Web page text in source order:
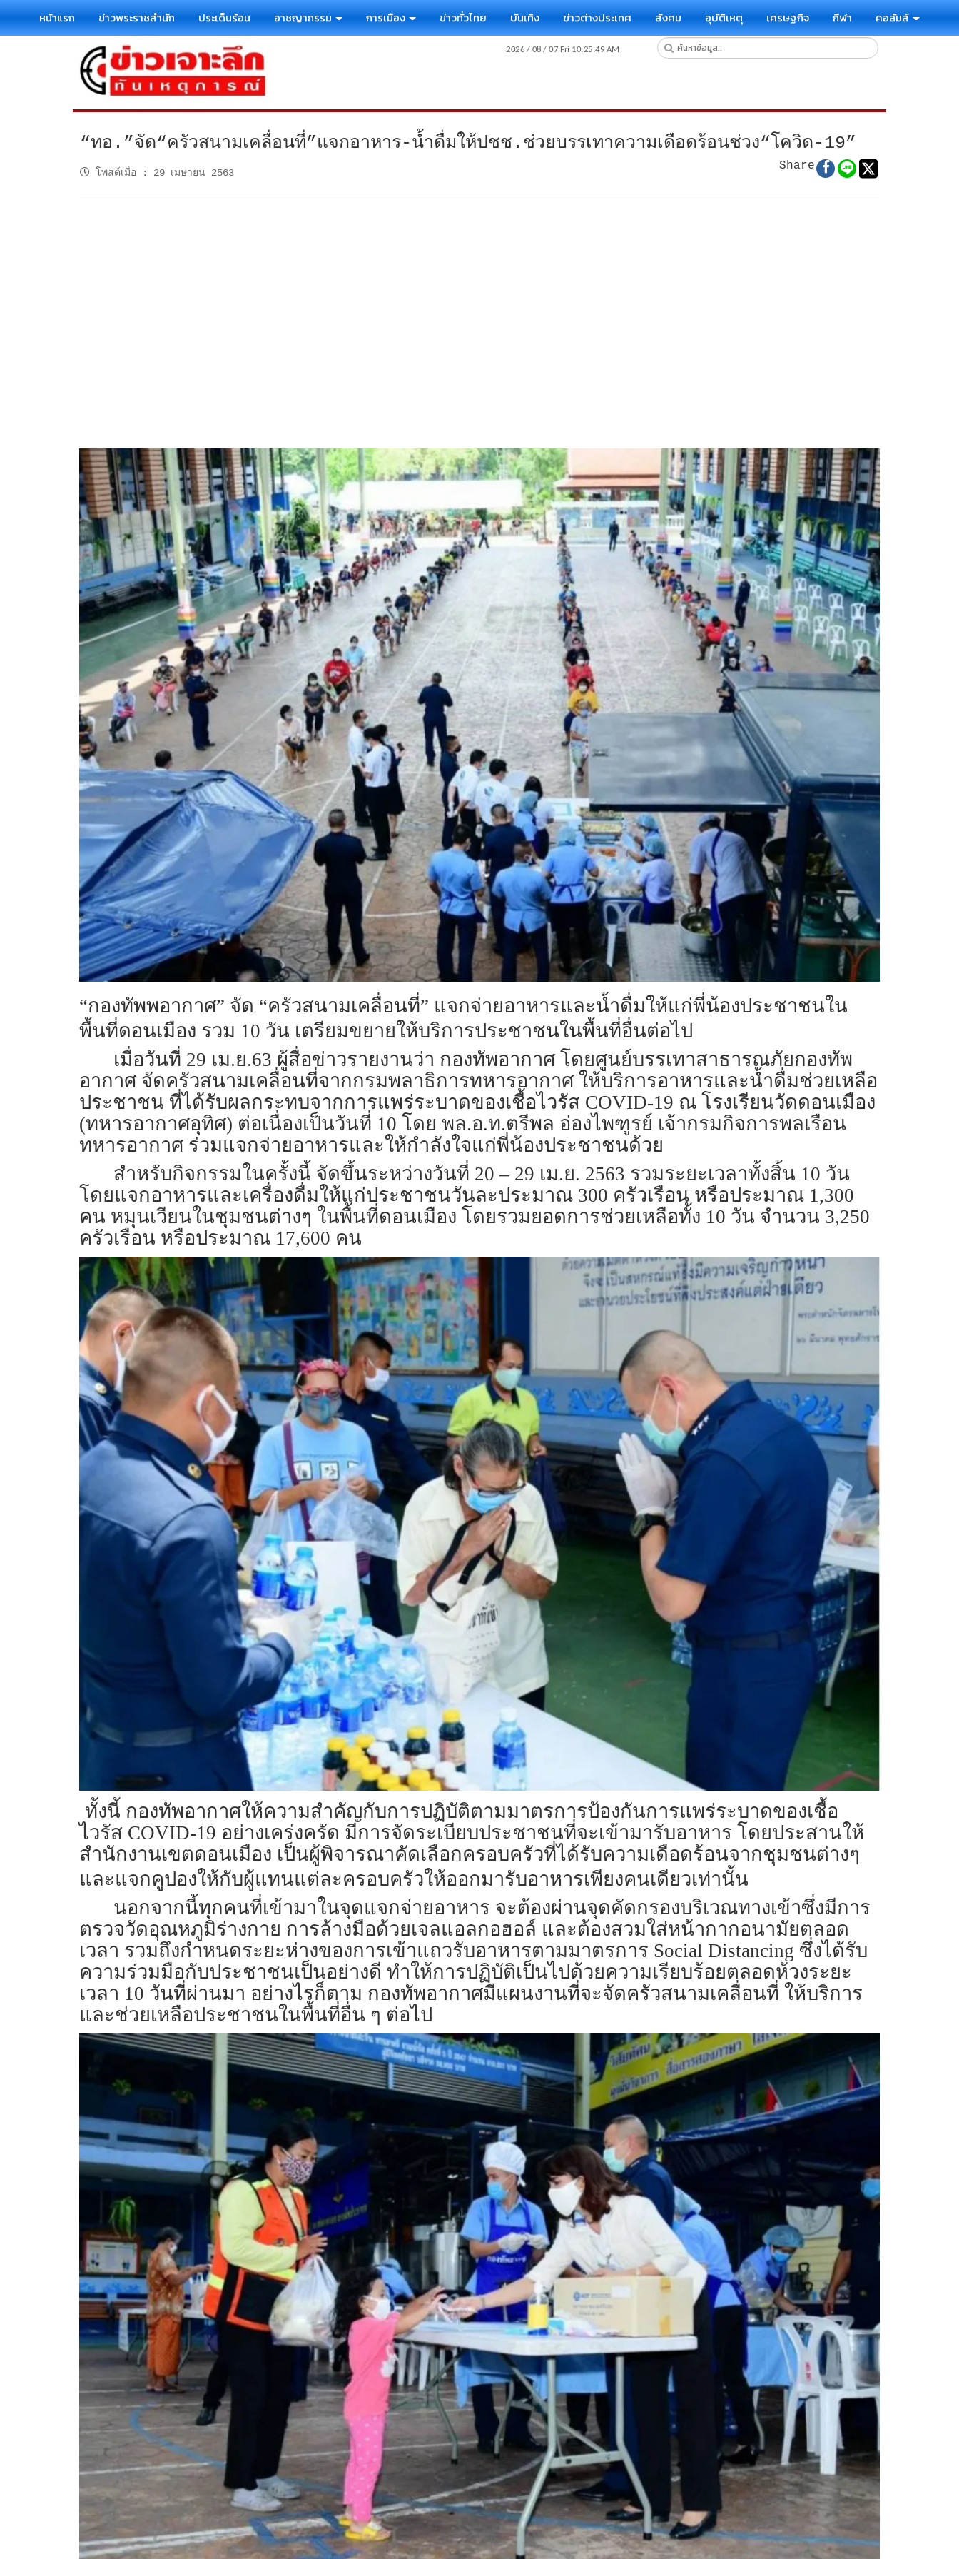
หน้าแรก ข่าวพระราชสำนัก ประเด็นร้อน อาชญากรรม การเมือง ข่าวทั่วไทย บันเทิง ข่าวต่างประเทศ สังคม อุบัติเหตุ เศรษฐกิจ กีฬา คอลัมส์
“ทอ.”จัด“ครัวสนามเคลื่อนที่”แจกอาหาร-น้ำดื่มให้ปชช.ช่วยบรรเทาความเดือดร้อนช่วง“โควิด-19”
โพสต์เมื่อ : 29 เมษายน 2563
Share
“กองทัพพอากาศ” จัด “ครัวสนามเคลื่อนที่” แจกจ่ายอาหารและน้ำดื่มให้แก่พี่น้องประชาชนใน
พื้นที่ดอนเมือง รวม 10 วัน เตรียมขยายให้บริการประชาชนในพื้นที่อื่นต่อไป
เมื่อวันที่ 29 เม.ย.63 ผู้สื่อข่าวรายงานว่า กองทัพอากาศ โดยศูนย์บรรเทาสาธารณภัยกองทัพ
อากาศ จัดครัวสนามเคลื่อนที่จากกรมพลาธิการทหารอากาศ ให้บริการอาหารและน้ำดื่มช่วยเหลือ
ประชาชน ที่ได้รับผลกระทบจากการแพร่ระบาดของเชื้อไวรัส COVID-19 ณ โรงเรียนวัดดอนเมือง
(ทหารอากาศอุทิศ) ต่อเนื่องเป็นวันที่ 10 โดย พล.อ.ท.ตรีพล อ่องไพฑูรย์ เจ้ากรมกิจการพลเรือน
ทหารอากาศ ร่วมแจกจ่ายอาหารและให้กำลังใจแก่พี่น้องประชาชนด้วย
สำหรับกิจกรรมในครั้งนี้ จัดขึ้นระหว่างวันที่ 20 – 29 เม.ย. 2563 รวมระยะเวลาทั้งสิ้น 10 วัน
โดยแจกอาหารและเครื่องดื่มให้แก่ประชาชนวันละประมาณ 300 ครัวเรือน หรือประมาณ 1,300
คน หมุนเวียนในชุมชนต่างๆ ในพื้นที่ดอนเมือง โดยรวมยอดการช่วยเหลือทั้ง 10 วัน จำนวน 3,250
ครัวเรือน หรือประมาณ 17,600 คน
ทั้งนี้ กองทัพอากาศให้ความสำคัญกับการปฏิบัติตามมาตรการป้องกันการแพร่ระบาดของเชื้อ
ไวรัส COVID-19 อย่างเคร่งครัด มีการจัดระเบียบประชาชนที่จะเข้ามารับอาหาร โดยประสานให้
สำนักงานเขตดอนเมือง เป็นผู้พิจารณาคัดเลือกครอบครัวที่ได้รับความเดือดร้อนจากชุมชนต่างๆ
และแจกคูปองให้กับผู้แทนแต่ละครอบครัวให้ออกมารับอาหารเพียงคนเดียวเท่านั้น
นอกจากนี้ทุกคนที่เข้ามาในจุดแจกจ่ายอาหาร จะต้องผ่านจุดคัดกรองบริเวณทางเข้าซึ่งมีการ
ตรวจวัดอุณหภูมิร่างกาย การล้างมือด้วยเจลแอลกอฮอล์ และต้องสวมใส่หน้ากากอนามัยตลอด
เวลา รวมถึงกำหนดระยะห่างของการเข้าแถวรับอาหารตามมาตรการ Social Distancing ซึ่งได้รับ
ความร่วมมือกับประชาชนเป็นอย่างดี ทำให้การปฏิบัติเป็นไปด้วยความเรียบร้อยตลอดห้วงระยะ
เวลา 10 วันที่ผ่านมา อย่างไรก็ตาม กองทัพอากาศมีแผนงานที่จะจัดครัวสนามเคลื่อนที่ ให้บริการ
และช่วยเหลือประชาชนในพื้นที่อื่น ๆ ต่อไป